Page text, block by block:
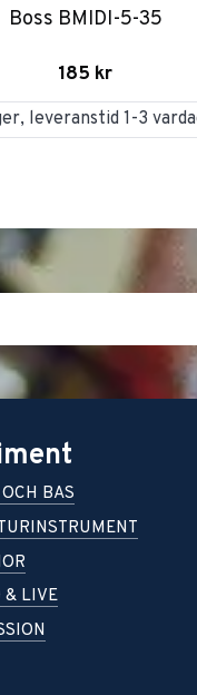
Boss BMIDI-5-35
185 kr
leveranstid 1-3
BAS
& LIVE